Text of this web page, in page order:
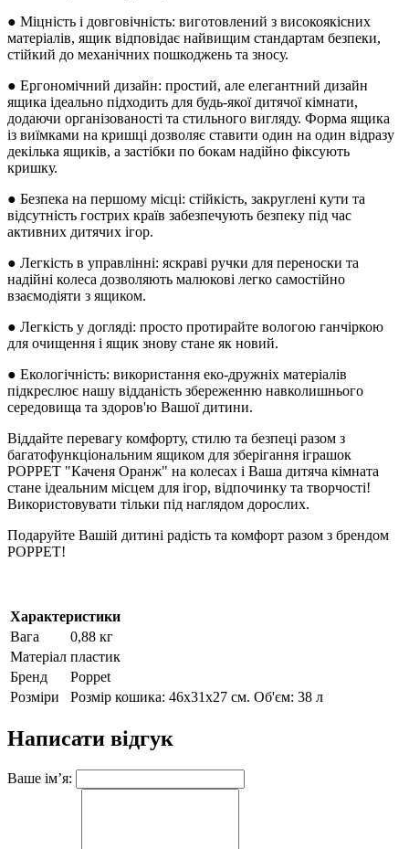
● Міцність і довговічність: виготовлений з високоякісних
матеріалів, ящик відповідає найвищим стандартам безпеки,
стійкий до механічних пошкоджень та зносу.
● Ергономічний дизайн: простий, але елегантний дизайн
ящика ідеально підходить для будь-якої дитячої кімнати,
додаючи організованості та стильного вигляду. Форма ящика
із виїмками на кришці дозволяє ставити один на один відразу
декілька ящиків, а застібки по бокам надійно фіксують
кришку.
● Безпека на першому місці: стійкість, закруглені кути та
відсутність гострих країв забезпечують безпеку під час
активних дитячих ігор.
● Легкість в управлінні: яскраві ручки для переноски та
надійні колеса дозволяють малюкові легко самостійно
взаємодіяти з ящиком.
● Легкість у догляді: просто протирайте вологою ганчіркою
для очищення і ящик знову стане як новий.
● Екологічність: використання еко-дружніх матеріалів
підкреслює нашу відданість збереженню навколишнього
середовища та здоров'ю Вашої дитини.
Віддайте перевагу комфорту, стилю та безпеці разом з
багатофункціональним ящиком для зберігання іграшок
POPPET "Каченя Оранж" на колесах і Ваша дитяча кімната
стане ідеальним місцем для ігор, відпочинку та творчості!
Використовувати тільки під наглядом дорослих.
Подаруйте Вашій дитині радість та комфорт разом з брендом
POPPET!
Характеристики
Вага
0,88 кг
Матеріал пластик
Бренд
Poppet
Розміри
Розмір кошика: 46х31х27 см. Об'єм: 38 л
Написати відгук
Ваше ім’я: